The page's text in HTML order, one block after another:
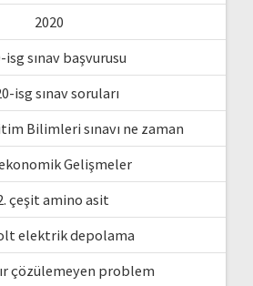
2020
isg sınav başvurusu
isg sınav soruları
Bilimleri sınavı ne zaman
Gelişmeler
çeşit amino asit
elektrik depolama
çözülemeyen problem